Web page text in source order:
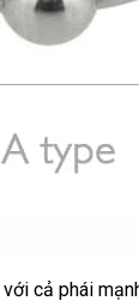
an
với cả phái